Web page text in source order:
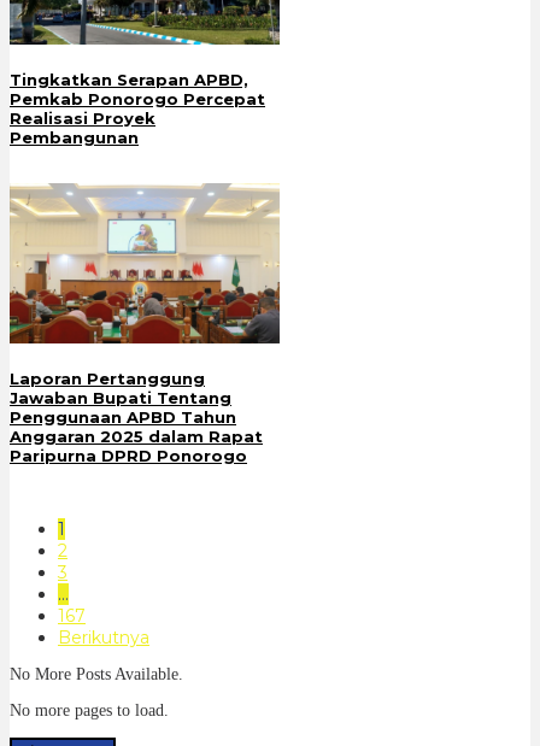
Tingkatkan Serapan APBD,
Pemkab Ponorogo Percepat
Realisasi Proyek
Pembangunan
Laporan Pertanggung
Jawaban Bupati Tentang
Penggunaan APBD Tahun
Anggaran 2025 dalam Rapat
Paripurna DPRD Ponorogo
1
2
3
…
167
Berikutnya
No More Posts Available.
No more pages to load.